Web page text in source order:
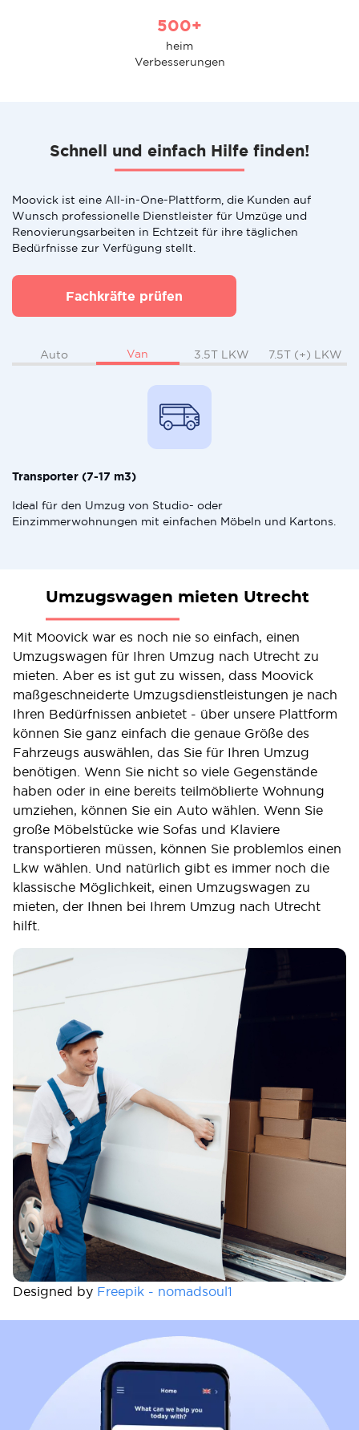
500+
heim
Verbesserungen
Schnell und einfach Hilfe finden!
Moovick ist eine All-in-One-Plattform, die Kunden auf
Wunsch professionelle Dienstleister für Umzüge und
Renovierungsarbeiten in Echtzeit für ihre täglichen
Bedürfnisse zur Verfügung stellt.
Fachkräfte prüfen
Auto Van 3.5T LKW 7.5T (+) LKW
Transporter (7-17 m3)
Ideal für den Umzug von Studio- oder
Einzimmerwohnungen mit einfachen Möbeln und Kartons.
Umzugswagen mieten Utrecht
Mit Moovick war es noch nie so einfach, einen
Umzugswagen für Ihren Umzug nach Utrecht zu
mieten. Aber es ist gut zu wissen, dass Moovick
maßgeschneiderte Umzugsdienstleistungen je nach
Ihren Bedürfnissen anbietet - über unsere Plattform
können Sie ganz einfach die genaue Größe des
Fahrzeugs auswählen, das Sie für Ihren Umzug
benötigen. Wenn Sie nicht so viele Gegenstände
haben oder in eine bereits teilmöblierte Wohnung
umziehen, können Sie ein Auto wählen. Wenn Sie
große Möbelstücke wie Sofas und Klaviere
transportieren müssen, können Sie problemlos einen
Lkw wählen. Und natürlich gibt es immer noch die
klassische Möglichkeit, einen Umzugswagen zu
mieten, der Ihnen bei Ihrem Umzug nach Utrecht
hilft.
Designed by Freepik - nomadsoul1